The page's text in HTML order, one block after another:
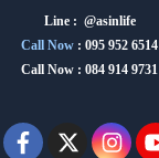
Line : @asinlife
Call Now : 095 952 6514
Call Now : 084 914 9731